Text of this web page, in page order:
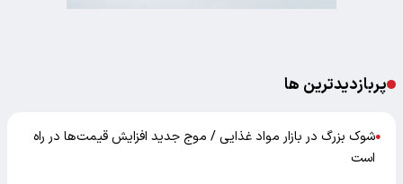
پربازدیدترین ها
●شوک بزرگ در بازار مواد غذایی / موج جدید افزایش قیمت‌ها در راه
است